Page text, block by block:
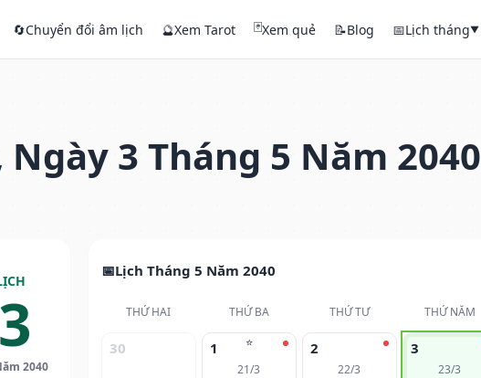
🔄Chuyển đổi âm lịch 🔮Xem Tarot 🃏Xem quẻ 📝Blog 📅Lịch tháng▼
3 Tháng 5 Năm 2040
2040
Lịch Tháng 5 Năm 2040
THỨ HAI THỨ BA THỨ TƯ THỨ NĂM
30 ⭐
1
21/3
2
22/3
3
23/3